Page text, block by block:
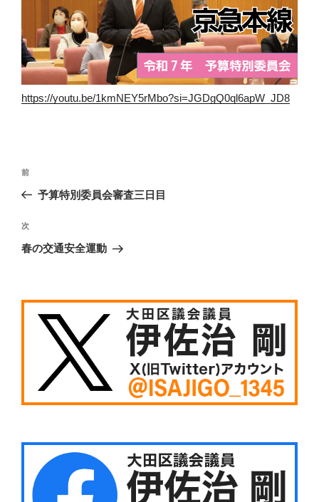
https://youtu.be/1kmNEY5rMbo?si=JGDgQ0ql6apW_JD8
投
ナ
ビ
ゲ
ョ
前
の
稿
前
予算特別委員会審査三日目
次
の
次
春の交通安全運動